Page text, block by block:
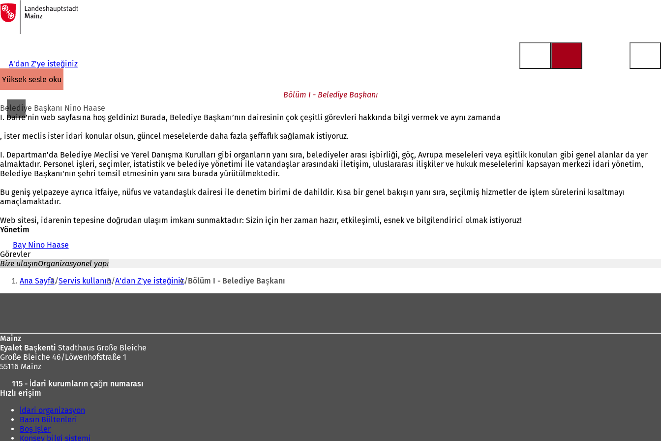
İçeriğe atla
Ana
sayfaya
A'dan Z'ye isteğiniz
yüksek sesle oku
Bölüm I - Belediye Başkanı
Belediye Başkanı Nino Haase
I. Daire’nin web sayfasına hoş geldiniz! Burada, Belediye Başkanı’nın dairesinin çok çeşitli görevleri hakkında bilgi vermek ve aynı zamanda
, ister meclis ister idari konular olsun, güncel meselelerde daha fazla şeffaflık sağlamak istiyoruz.
I. Departman'da Belediye Meclisi ve Yerel Danışma Kurulları gibi organların yanı sıra, belediyeler arası işbirliği, göç, Avrupa meseleleri veya eşitlik konuları gibi genel alanlar da yer
almaktadır. Personel işleri, seçimler, istatistik ve belediye yönetimi ile vatandaşlar arasındaki iletişim, uluslararası ilişkiler ve hukuk meselelerini kapsayan merkezi idari yönetim,
Belediye Başkanı'nın şehri temsil etmesinin yanı sıra burada yürütülmektedir.
Bu geniş yelpazeye ayrıca itfaiye, nüfus ve vatandaşlık dairesi ile denetim birimi de dahildir. Kısa bir genel bakışın yanı sıra, seçilmiş hizmetler de işlem sürelerini kısaltmayı
amaçlamaktadır.
Web sitesi, idarenin tepesine doğrudan ulaşım imkanı sunmaktadır: Sizin için her zaman hazır, etkileşimli, esnek ve bilgilendirici olmak istiyoruz!
Yönetim
Bay Nino Haase
Görevler
Bize ulaşınOrganizasyonel yapı
Buradasınız:
Ana Sayfa Servis kullanın A'dan Z'ye isteğiniz Bölüm I - Belediye Başkanı
Mainz
Eyalet Başkenti Stadthaus Große Bleiche
Große Bleiche 46/Löwenhofstraße 1
55116 Mainz
115 - İdari kurumların çağrı numarası
Hızlı erişim
İdari organizasyon
Basın Bültenleri
Boş İşler
Konsey bilgi sistemi